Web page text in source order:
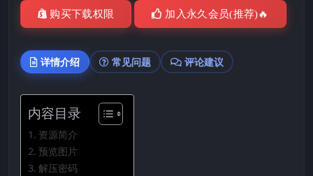
购买下载权限 加入永久会员(推荐)🔥
详情介绍 常见问题 评论建议
内容目录
资源简介
预览图片
解压密码